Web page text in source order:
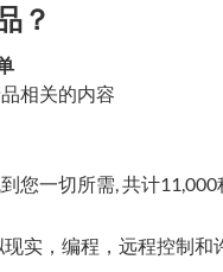
？
相关的内容
您一切所需, 共计11,000
实，编程，远程控制